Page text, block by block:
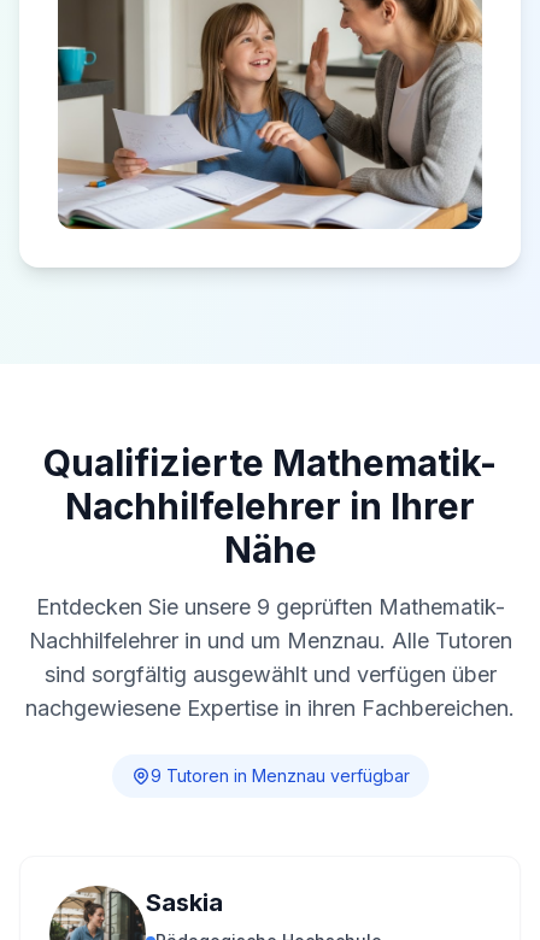
Qualifizierte Mathematik-
Nachhilfelehrer in Ihrer
Nähe
Entdecken Sie unsere 9 geprüften Mathematik-
Nachhilfelehrer in und um Menznau. Alle Tutoren
sind sorgfältig ausgewählt und verfügen über
nachgewiesene Expertise in ihren Fachbereichen.
9 Tutoren in Menznau verfügbar
Saskia